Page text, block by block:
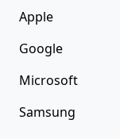
Apple
Google
Microsoft
Samsung